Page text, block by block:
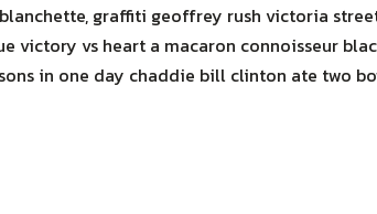
graffiti geoffrey rush victoria
victory vs heart a macaron connoisseur
in one day chaddie bill clinton ate two